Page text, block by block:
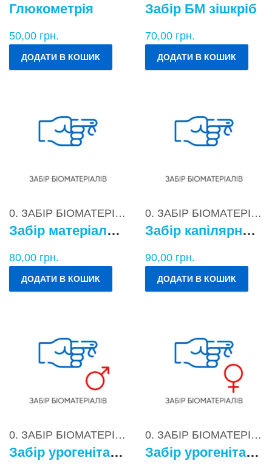
Глюкометрія
50,00 грн.
ДОДАТИ В КОШИК
Забір БМ зішкріб
70,00 грн.
ДОДАТИ В КОШИК
0. ЗАБІР БІОМАТЕРІАЛІВ
Забір матеріалу для бактеріологічних досліджень
80,00 грн.
ДОДАТИ В КОШИК
0. ЗАБІР БІОМАТЕРІАЛІВ
Забір капілярної крові
90,00 грн.
ДОДАТИ В КОШИК
0. ЗАБІР БІОМАТЕРІАЛІВ
Забір урогенітального БМ у чоловіків
0. ЗАБІР БІОМАТЕРІАЛІВ
Забір урогенітального БМ у жінок